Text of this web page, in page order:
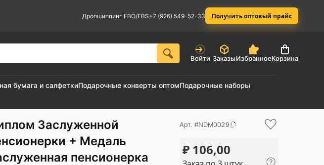
Дропшиппинг FBO/FBS+7 (926) 549-52-33 Получить оптовый прайс
Войти ЗаказыИзбранноеКорзина
бумага и салфеткиПодарочные конверты оптомПодарочные наборы
Заслуженной
+ Медаль
пенсионерка
Арт. #NDM0029
₽ 106,00